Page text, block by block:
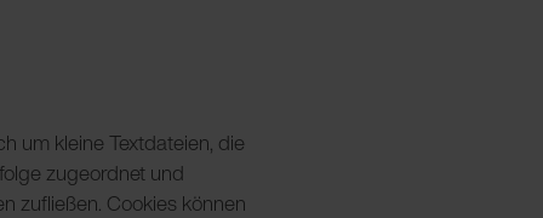
um kleine Textdateien, die
zugeordnet und
zufließen. Cookies können